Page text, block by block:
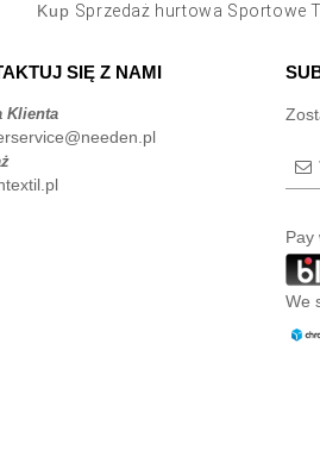
Kup Sprzedaż hurtowa Sportowe
SIĘ Z NAMI
Klienta
Pay
We